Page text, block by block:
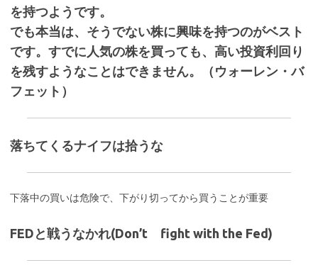
を持つようです。
でも本当は、そうでない株に興味を持つのがベスト
です。すでに人気の株を買っても、高い投資利回り
を残すようなことはできません。（ウォーレン・バ
フェット）
落ちてくるナイフは拾うな
下落中の買いは危険で、下がり切ってから買うことが重要
FEDと戦うなかれ(Don’t fight with the Fed)